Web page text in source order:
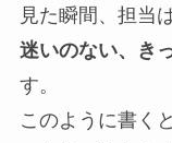
見た瞬間、担当
迷いのない、き
す。
このように書く